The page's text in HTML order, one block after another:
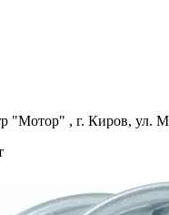
"Мотор" , г. Киров, ул.